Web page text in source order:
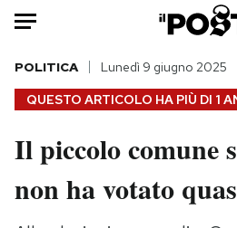
Auto
HOME
Italia
Politica
QUESTO ARTICOLO HA PIÙ DI 1
POLITICA Lunedì 9 giugno 2025
Il piccolo comune
non ha votato